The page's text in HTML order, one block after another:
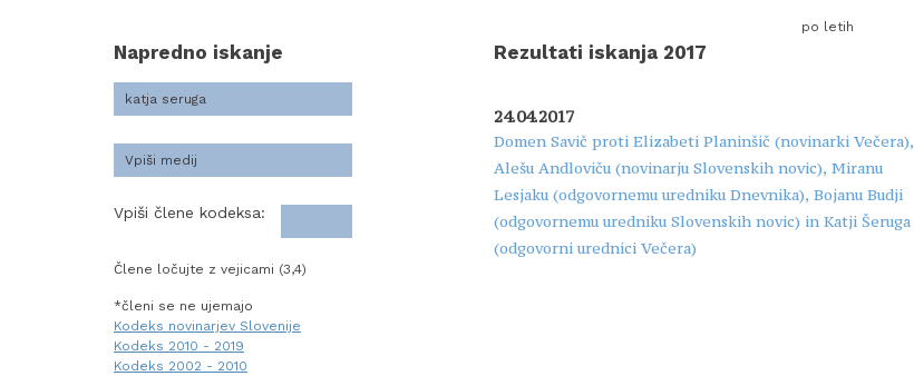
Napredno iskanje
Vpiši člene kodeksa:
Člene ločujte z vejicami (3,4)
*členi se ne ujemajo
Kodeks novinarjev Slovenije
Kodeks 2010 - 2019
Kodeks 2002 - 2010
Rezultati iskanja 2017
po letih
24.04.2017
Domen Savič proti Elizabeti Planinšič (novinarki Večera),
Alešu Andloviču (novinarju Slovenskih novic), Miranu
Lesjaku (odgovornemu uredniku Dnevnika), Bojanu Budji
(odgovornemu uredniku Slovenskih novic) in Katji Šeruga
(odgovorni urednici Večera)